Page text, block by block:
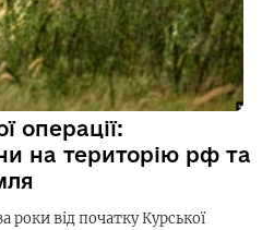
операції:
на територію рф та
роки від початку Курської